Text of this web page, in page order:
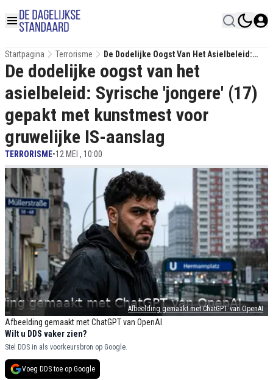
Startpagina Terrorisme
De Dodelijke Oogst Van Het Asielbeleid:
Syrische 'jongere' (17) Gepakt Met
Kunstmest Voor Gruwelijke IS-Aanslag
Afbeelding gemaakt met ChatGPT van OpenAI
Afbeelding gemaakt met ChatGPT van OpenAI
De dodelijke oogst van het
asielbeleid: Syrische 'jongere' (17)
gepakt met kunstmest voor
gruwelijke IS-aanslag
TERRORISME•12 MEI , 10:00
Wilt u DDS vaker zien?
Stel DDS in als voorkeursbron op Google.
Voeg DDS toe op Google